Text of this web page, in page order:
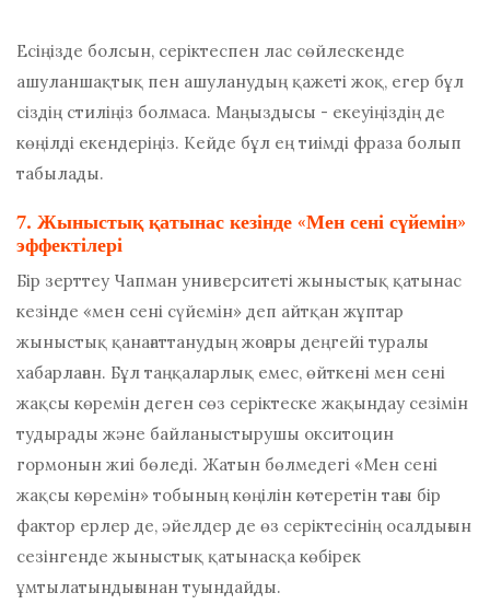
Есіңізде болсын, серіктеспен лас сөйлескенде
ашуланшақтық пен ашуланудың қажеті жоқ, егер бұл
сіздің стиліңіз болмаса. Маңыздысы - екеуіңіздің де
көңілді екендеріңіз. Кейде бұл ең тиімді фраза болып
табылады.
7. Жыныстық қатынас кезінде «Мен сені сүйемін»
эффектілері
Бір зерттеу Чапман университеті жыныстық қатынас
кезінде «мен сені сүйемін» деп айтқан жұптар
жыныстық қанағаттанудың жоғары деңгейі туралы
хабарлаған. Бұл таңқаларлық емес, өйткені мен сені
жақсы көремін деген сөз серіктеске жақындау сезімін
тудырады және байланыстырушы окситоцин
гормонын жиі бөледі. Жатын бөлмедегі «Мен сені
жақсы көремін» тобының көңілін көтеретін тағы бір
фактор ерлер де, әйелдер де өз серіктесінің осалдығын
сезінгенде жыныстық қатынасқа көбірек
ұмтылатындығынан туындайды.